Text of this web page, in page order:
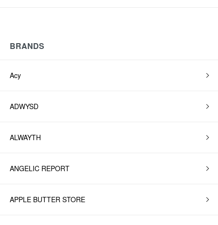
BRANDS
Acy
ADWYSD
ALWAYTH
ANGELIC REPORT
APPLE BUTTER STORE